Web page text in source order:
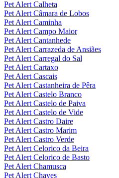
Pet Alert Calheta
Pet Alert Câmara de Lobos
Pet Alert Caminha
Pet Alert Campo Maior
Pet Alert Cantanhede
Pet Alert Carrazeda de Ansiães
Pet Alert Carregal do Sal
Pet Alert Cartaxo
Pet Alert Cascais
Pet Alert Castanheira de Pêra
Pet Alert Castelo Branco
Pet Alert Castelo de Paiva
Pet Alert Castelo de Vide
Pet Alert Castro Daire
Pet Alert Castro Marim
Pet Alert Castro Verde
Pet Alert Celorico da Beira
Pet Alert Celorico de Basto
Pet Alert Chamusca
Pet Alert Chaves